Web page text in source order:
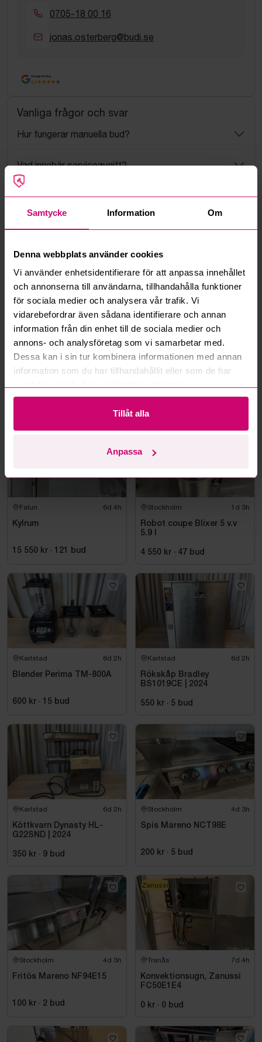
Samtycke Information Om
Denna webbplats använder cookies
Vi använder enhetsidentifierare för att anpassa innehållet
och annonserna till användarna, tillhandahålla funktioner
för sociala medier och analysera vår trafik. Vi
vidarebefordrar även sådana identifierare och annan
information från din enhet till de sociala medier och
annons- och analysföretag som vi samarbetar med.
Dessa kan i sin tur kombinera informationen med annan
information som du har tillhandahållit eller som de har
Tillåt alla
Anpassa
0705-18 00 16
jonas.osterberg@budi.se
Google Rating
4.5
Vanliga frågor och svar
Hur fungerar manuella bud?
Vad innebär serviceavgift?
Vad är ett reservationspris?
Hur fungerar maxbud?
Hur fungerar budmotorn?
Kan jag ångra ett bud?
Kan ni frakta mina vunna objekt?
Läs fler frågor och svar
Mer från samma kategori
Falun 6d 4h
Kylrum
15 550 kr · 121 bud
Stockholm 1d 3h
Robot coupe Blixer 5 v.v
5.9 l
4 550 kr · 47 bud
Karlstad 6d 2h
Blender Perima TM-800A
600 kr · 15 bud
Karlstad 6d 2h
Rökskåp Bradley
BS1019CE | 2024
550 kr · 5 bud
Karlstad 6d 2h
Köttkvarn Dynasty HL-
G22SND | 2024
350 kr · 9 bud
Stockholm 4d 3h
Spis Mareno NCT98E
200 kr · 5 bud
Stockholm 4d 3h
Fritös Mareno NF94E15
100 kr · 2 bud
Tranås 7d 4h
Konvektionsugn, Zanussi
FC50E1E4
0 kr · 0 bud
Zanussi